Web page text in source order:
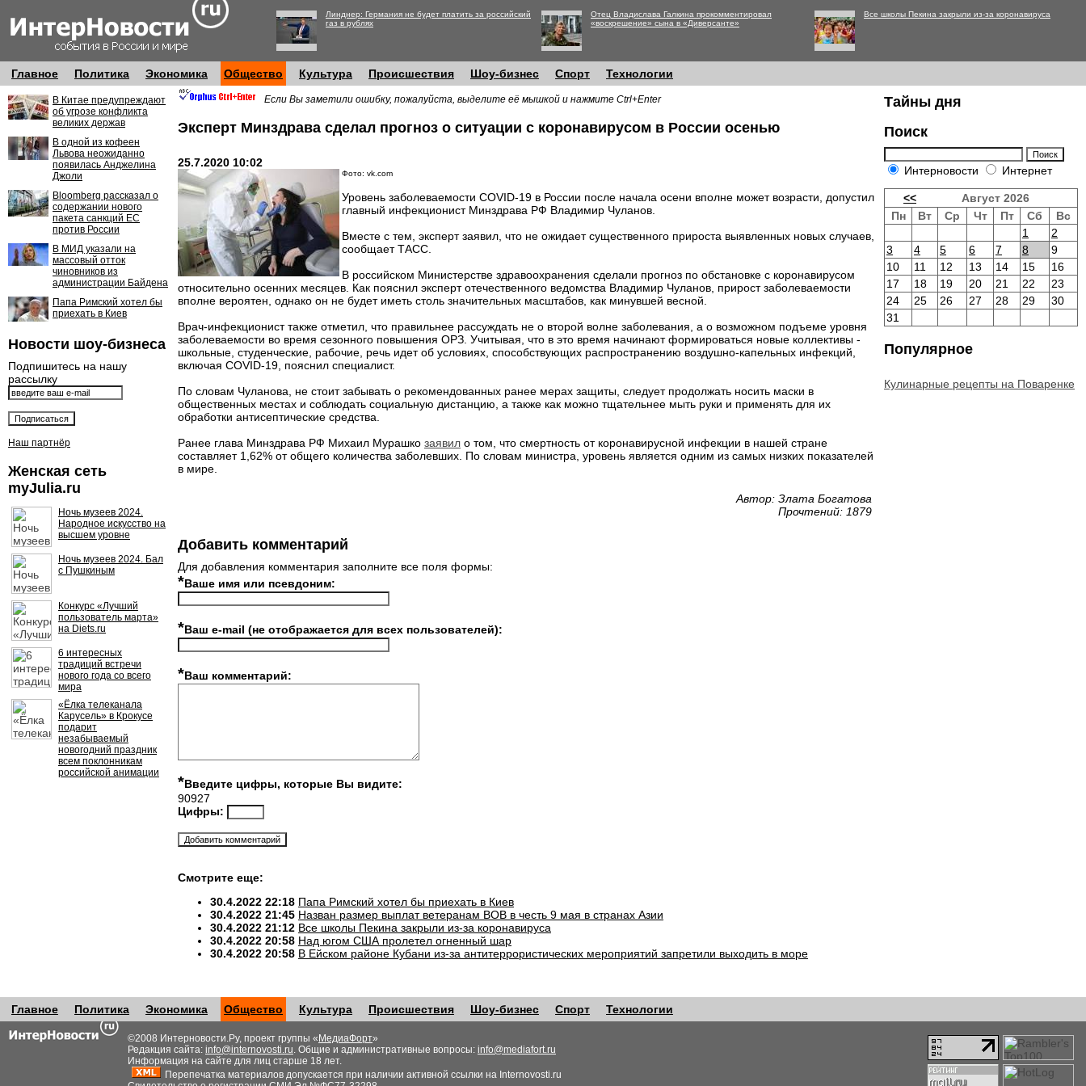
Линднер: Германия не будет платить за российский
газ в рублях
Отец Владислава Галкина прокомментировал
«воскрешение» сына в «Диверсанте»
Все школы Пекина закрыли из-за коронавируса
Главное Политика Экономика Общество Культура Происшествия Шоу-бизнес Спорт Технологии
В Китае предупреждают
об угрозе конфликта
великих держав
В одной из кофеен
Львова неожиданно
появилась Анджелина
Джоли
Bloomberg рассказал о
содержании нового
пакета санкций ЕС
против России
В МИД указали на
массовый отток
чиновников из
администрации Байдена
Папа Римский хотел бы
приехать в Киев
Новости шоу-бизнеса
Подпишитесь на нашу
рассылку
Наш партнёр
Женская сеть
myJulia.ru
Ночь музеев 2024.
Народное искусство на
высшем уровне
Ночь музеев 2024. Бал
с Пушкиным
Конкурс «Лучший
пользователь марта»
на Diets.ru
6 интересных
традиций встречи
нового года со всего
мира
«Ёлка телеканала
Карусель» в Крокусе
подарит
незабываемый
новогодний праздник
всем поклонникам
российской анимации
Если Вы заметили ошибку, пожалуйста, выделите её мышкой и нажмите Ctrl+Enter
Эксперт Минздрава сделал прогноз о ситуации с коронавирусом в России осенью
25.7.2020 10:02
Фото: vk.com
Уровень заболеваемости COVID-19 в России после начала осени вполне может возрасти, допустил
главный инфекционист Минздрава РФ Владимир Чуланов.
Вместе с тем, эксперт заявил, что не ожидает существенного прироста выявленных новых случаев,
сообщает ТАСС.
В российском Министерстве здравоохранения сделали прогноз по обстановке с коронавирусом
относительно осенних месяцев. Как пояснил эксперт отечественного ведомства Владимир Чуланов, прирост заболеваемости
вполне вероятен, однако он не будет иметь столь значительных масштабов, как минувшей весной.
Врач-инфекционист также отметил, что правильнее рассуждать не о второй волне заболевания, а о возможном подъеме уровня
заболеваемости во время сезонного повышения ОРЗ. Учитывая, что в это время начинают формироваться новые коллективы -
школьные, студенческие, рабочие, речь идет об условиях, способствующих распространению воздушно-капельных инфекций,
включая COVID-19, пояснил специалист.
По словам Чуланова, не стоит забывать о рекомендованных ранее мерах защиты, следует продолжать носить маски в
общественных местах и соблюдать социальную дистанцию, а также как можно тщательнее мыть руки и применять для их
обработки антисептические средства.
Ранее глава Минздрава РФ Михаил Мурашко заявил о том, что смертность от коронавирусной инфекции в нашей стране
составляет 1,62% от общего количества заболевших. По словам министра, уровень является одним из самых низких показателей
в мире.
Автор: Злата Богатова
Прочтений: 1879
Добавить комментарий
Для добавления комментария заполните все поля формы:
*Ваше имя или псевдоним:
*Ваш e-mail (не отображается для всех пользователей):
*Ваш комментарий:
*Введите цифры, которые Вы видите:
90927
Цифры:
Смотрите еще:
30.4.2022 22:18 Папа Римский хотел бы приехать в Киев
30.4.2022 21:45 Назван размер выплат ветеранам ВОВ в честь 9 мая в странах Азии
30.4.2022 21:12 Все школы Пекина закрыли из-за коронавируса
30.4.2022 20:58 Над югом США пролетел огненный шар
30.4.2022 20:58 В Ейском районе Кубани из-за антитеррористических мероприятий запретили выходить в море
Тайны дня
Поиск
Интерновости Интернет
<<
Август 2026
Пн
Вт Ср Чт Пт Сб
Вс
1
2
3
4 5 6 7 8
9
10
11 12 13 14 15
16
17
18 19 20 21 22
23
24
25 26 27 28 29
30
31
Популярное
Кулинарные рецепты на Поваренке
Главное Политика Экономика Общество Культура Происшествия Шоу-бизнес Спорт Технологии
©2008 Интерновости.Ру, проект группы « МедиаФорт»
Редакция сайта: info@internovosti.ru. Общие и административные вопросы: info@mediafort.ru
Информация на сайте для лиц старше 18 лет.
Перепечатка материалов допускается при наличии активной ссылки на Internovosti.ru